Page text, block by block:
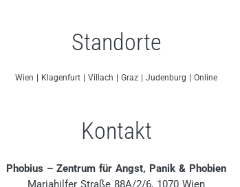
Standorte
Wien Klagenfurt Villach Graz Judenburg Online
Kontakt
Phobius – Zentrum für Angst, Panik & Phobien
Mariahilfer Straße 88A/2/6, 1070 Wien